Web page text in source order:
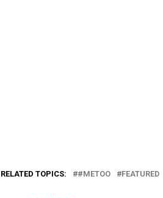
RELATED TOPICS: #METOO FEATURED